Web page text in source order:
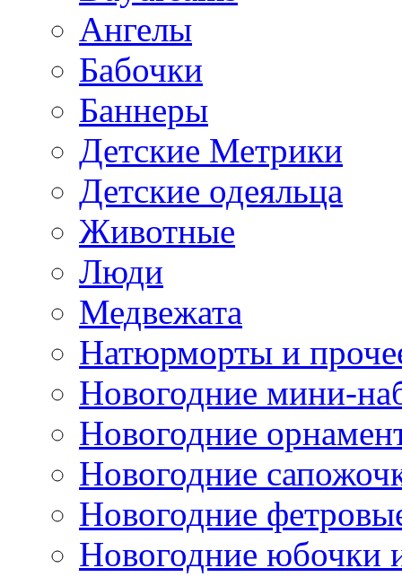
Ангелы
Бабочки
Баннеры
Детские Метрики
Детские одеяльца
Животные
Люди
Медвежата
Натюрморты и
Новогодние мини-
Новогодние
Новогодние
Новогодние
Новогодние юбочки